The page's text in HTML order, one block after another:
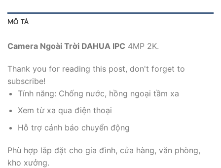
MÔ TẢ
Camera Ngoài Trời DAHUA IPC 4MP 2K.
Thank you for reading this post, don't forget to
subscribe!
Tính năng: Chống nước, hồng ngoại tầm xa
Xem từ xa qua điện thoại
Hỗ trợ cảnh báo chuyển động
Phù hợp lắp đặt cho gia đình, cửa hàng, văn phòng,
kho xưởng.